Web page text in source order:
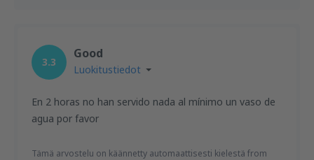
3.3
Good
Luokitustiedot
En 2 horas no han servido nada al mínimo un vaso de
agua por favor
Tämä arvostelu on käännetty automaattisesti kielestä from